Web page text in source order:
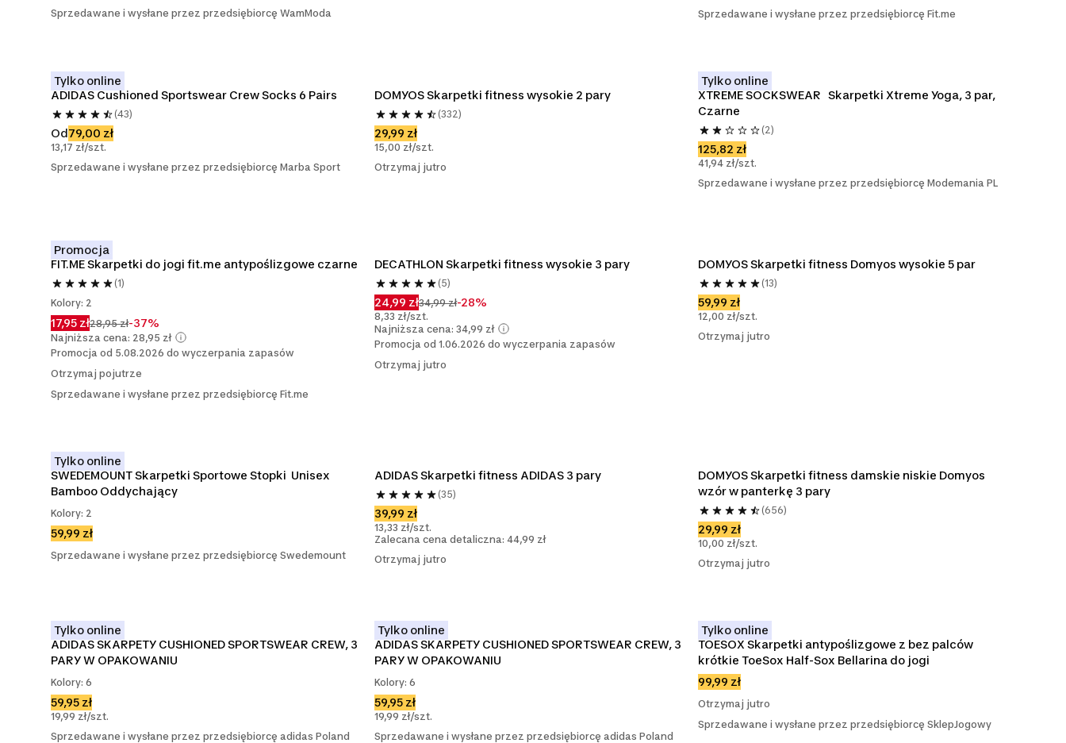
Sprzedawane i wysłane przez przedsiębiorcę WamModa
Sprzedawane i wysłane przez przedsiębiorcę Fit.me
Tylko online
ADIDAS Cushioned Sportswear Crew Socks 6 Pairs
(43)
Od79,00 zł
13,17 zł/szt.
Sprzedawane i wysłane przez przedsiębiorcę Marba Sport
DOMYOS Skarpetki fitness wysokie 2 pary
(332)
29,99 zł
15,00 zł/szt.
Otrzymaj jutro
Tylko online
XTREME SOCKSWEAR   Skarpetki Xtreme Yoga, 3 par,
Czarne
(2)
125,82 zł
41,94 zł/szt.
Sprzedawane i wysłane przez przedsiębiorcę Modemania PL
Promocja
FIT.ME Skarpetki do jogi fit.me antypoślizgowe czarne
(1)
Kolory: 2
17,95 zł28,95 zł-37%
Najniższa cena: 28,95 zł
Promocja od 5.08.2026 do wyczerpania zapasów
Otrzymaj pojutrze
Sprzedawane i wysłane przez przedsiębiorcę Fit.me
DECATHLON Skarpetki fitness wysokie 3 pary
(5)
24,99 zł34,99 zł-28%
8,33 zł/szt.
Najniższa cena: 34,99 zł
Promocja od 1.06.2026 do wyczerpania zapasów
Otrzymaj jutro
DOMYOS Skarpetki fitness Domyos wysokie 5 par
(13)
59,99 zł
12,00 zł/szt.
Otrzymaj jutro
Tylko online
SWEDEMOUNT Skarpetki Sportowe Stopki  Unisex
Bamboo Oddychający
Kolory: 2
59,99 zł
Sprzedawane i wysłane przez przedsiębiorcę Swedemount
ADIDAS Skarpetki fitness ADIDAS 3 pary
(35)
39,99 zł
13,33 zł/szt.
Zalecana cena detaliczna: 44,99 zł
Otrzymaj jutro
DOMYOS Skarpetki fitness damskie niskie Domyos
wzór w panterkę 3 pary
(656)
29,99 zł
10,00 zł/szt.
Otrzymaj jutro
Tylko online
ADIDAS SKARPETY CUSHIONED SPORTSWEAR CREW, 3
PARY W OPAKOWANIU
Kolory: 6
59,95 zł
19,99 zł/szt.
Sprzedawane i wysłane przez przedsiębiorcę adidas Poland
Tylko online
ADIDAS SKARPETY CUSHIONED SPORTSWEAR CREW, 3
PARY W OPAKOWANIU
Kolory: 6
59,95 zł
19,99 zł/szt.
Sprzedawane i wysłane przez przedsiębiorcę adidas Poland
Tylko online
TOESOX Skarpetki antypoślizgowe z bez palców
krótkie ToeSox Half-Sox Bellarina do jogi
99,99 zł
Otrzymaj jutro
Sprzedawane i wysłane przez przedsiębiorcę SklepJogowy